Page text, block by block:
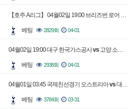
【호주 A리그】 04월02일 19:00 브리즈번 로어 …
베팅 2829회 04-01
04월02일 19:00 대구 한국가스공사vs 고양 소…
베팅 2938회 04-01
04월01일 03:45 국제친선경기 오스트리아vs대…
베팅 3784회 03-31